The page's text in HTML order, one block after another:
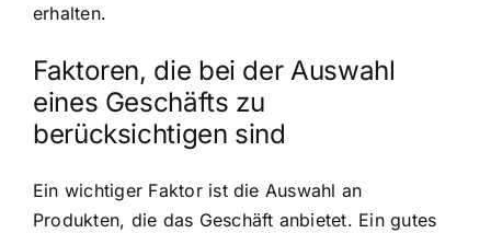
erhalten.
Faktoren, die bei der Auswahl
eines Geschäfts zu
berücksichtigen sind
Ein wichtiger Faktor ist die Auswahl an
Produkten, die das Geschäft anbietet. Ein gutes